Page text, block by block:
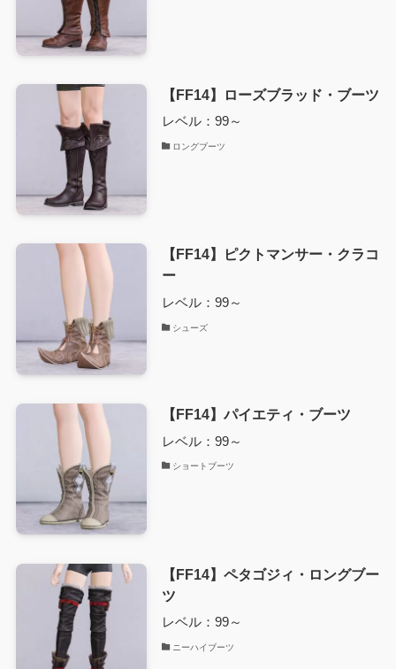
【FF14】ローズブラッド・ブーツ
レベル：99～
ロングブーツ
【FF14】ピクトマンサー・クラコ
ー
レベル：99～
シューズ
【FF14】パイエティ・ブーツ
レベル：99～
ショートブーツ
【FF14】ペタゴジィ・ロングブー
ツ
レベル：99～
ニーハイブーツ